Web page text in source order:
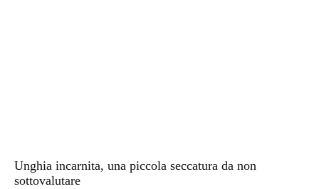
Unghia incarnita, una piccola seccatura da non
sottovalutare